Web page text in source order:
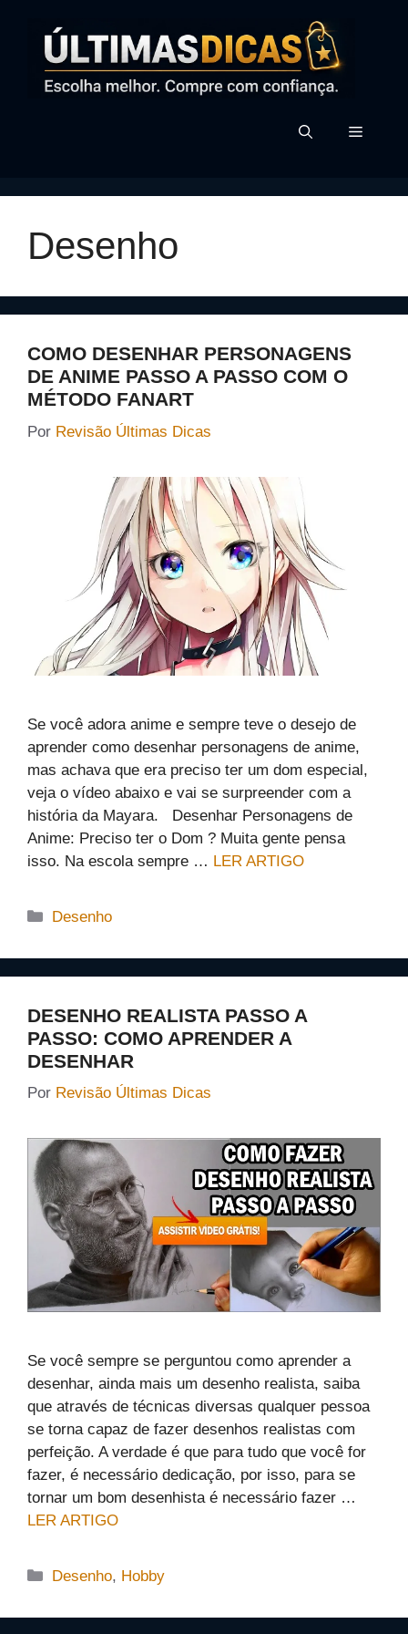
conteúdo
MENU
Desenho
COMO DESENHAR PERSONAGENS
DE ANIME PASSO A PASSO COM O
MÉTODO FANART
Por Revisão Últimas Dicas
Se você adora anime e sempre teve o desejo de
aprender como desenhar personagens de anime,
mas achava que era preciso ter um dom especial,
veja o vídeo abaixo e vai se surpreender com a
história da Mayara. Desenhar Personagens de
Anime: Preciso ter o Dom ? Muita gente pensa
isso. Na escola sempre … LER ARTIGO
Categorias
Desenho
DESENHO REALISTA PASSO A
PASSO: COMO APRENDER A
DESENHAR
Por Revisão Últimas Dicas
Se você sempre se perguntou como aprender a
desenhar, ainda mais um desenho realista, saiba
que através de técnicas diversas qualquer pessoa
se torna capaz de fazer desenhos realistas com
perfeição. A verdade é que para tudo que você for
fazer, é necessário dedicação, por isso, para se
tornar um bom desenhista é necessário fazer …
LER ARTIGO
Categorias
Desenho, Hobby